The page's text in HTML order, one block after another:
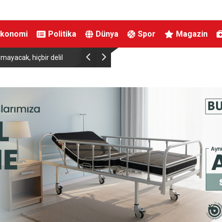
Politika Dünya Spor Magazin
Türkiye Sürecinde Tarihi Adım: İşte Beş Aşamalı Yol Haritası